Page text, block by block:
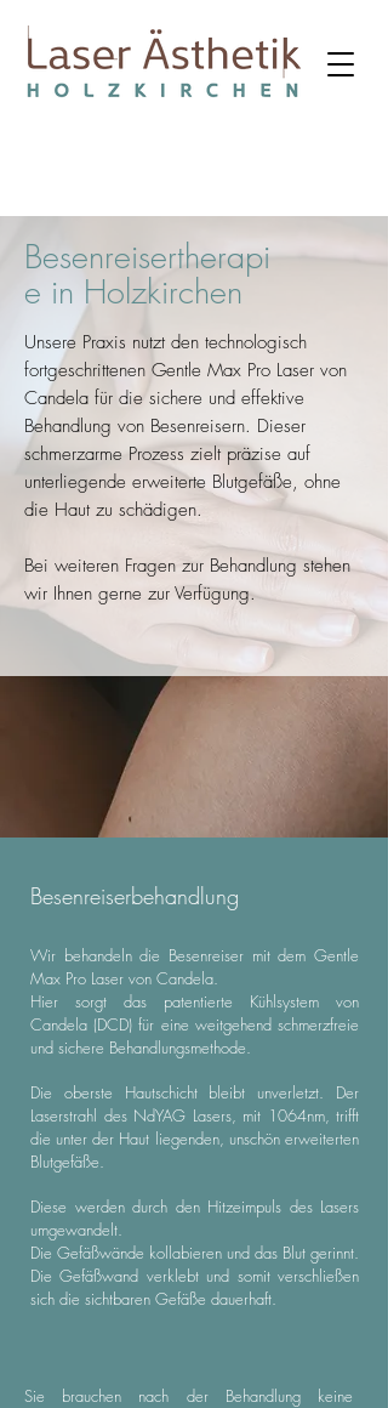
Besenreisertherapi
e in Holzkirchen
Unsere Praxis nutzt den technologisch
fortgeschrittenen Gentle Max Pro Laser von
Candela für die sichere und effektive
Behandlung von Besenreisern. Dieser
schmerzarme Prozess zielt präzise auf
unterliegende erweiterte Blutgefäße, ohne
die Haut zu schädigen.
Bei weiteren Fragen zur Behandlung stehen
wir Ihnen gerne zur Verfügung.
Besenreiserbehandlung
Wir behandeln die Besenreiser mit dem Gentle
Max Pro Laser von Candela.
Hier sorgt das patentierte Kühlsystem von
Candela (DCD) für eine weitgehend schmerzfreie
und sichere Behandlungsmethode.
Die oberste Hautschicht bleibt unverletzt. Der
Laserstrahl des NdYAG Lasers, mit 1064nm, trifft
die unter der Haut liegenden, unschön erweiterten
Blutgefäße.
Diese werden durch den Hitzeimpuls des Lasers
umgewandelt.
Die Gefäßwände kollabieren und das Blut gerinnt.
Die Gefäßwand verklebt und somit verschließen
sich die sichtbaren Gefäße dauerhaft.
Sie brauchen nach der Behandlung keine